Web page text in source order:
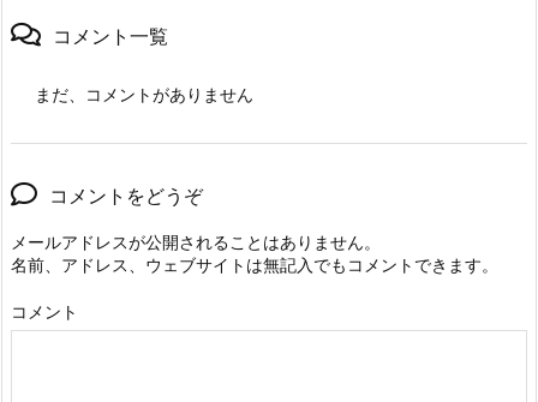
コメント一覧
まだ、コメントがありません
コメントをどうぞ
メールアドレスが公開されることはありません。
名前、アドレス、ウェブサイトは無記入でもコメントできます。
コメント